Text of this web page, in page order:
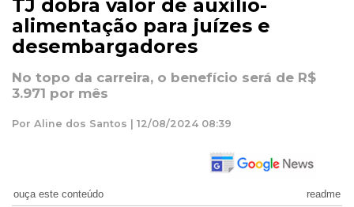
TJ dobra valor de auxílio-
alimentação para juízes e
desembargadores
No topo da carreira, o benefício será de R$
3.971 por mês
Por Aline dos Santos | 12/08/2024 08:39
ouça este conteúdo readme